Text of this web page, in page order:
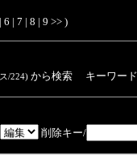
| 6 | 7 | 8 | 9 >> )
/224) から検索 キーワー
削除キー/